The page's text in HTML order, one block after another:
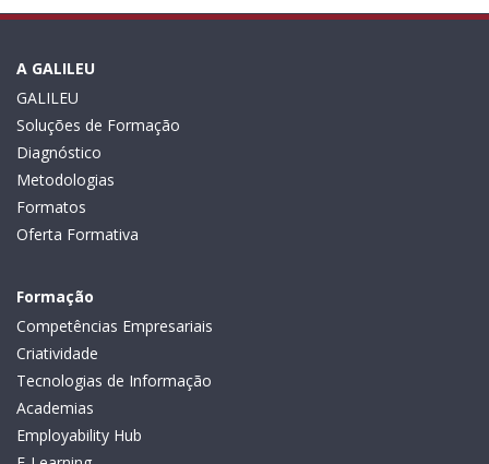
A GALILEU
GALILEU
Soluções de Formação
Diagnóstico
Metodologias
Formatos
Oferta Formativa
Formação
Competências Empresariais
Criatividade
Tecnologias de Informação
Academias
Employability Hub